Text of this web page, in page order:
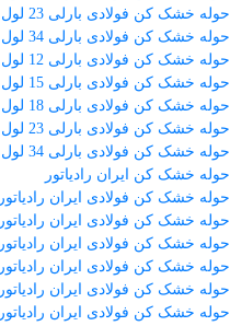
حوله خشک کن فولادی بارلی 23 لول (50×120) مشکی
حوله خشک کن فولادی بارلی 34 لول (50×180) مشکی
حوله خشک کن فولادی بارلی 12 لول (50×60) کروم
حوله خشک کن فولادی بارلی 15 لول (50×80) کروم
حوله خشک کن فولادی بارلی 18 لول (50×100) کروم
حوله خشک کن فولادی بارلی 23 لول (50×120) کروم
حوله خشک کن فولادی بارلی 34 لول (50×180) کروم
حوله خشک کن ایران رادیاتور
حوله خشک کن فولادی ایران رادیاتور 7 لول (50×60) سفید
حوله خشک کن فولادی ایران رادیاتور 12 لول (50×60) سفید
حوله خشک کن فولادی ایران رادیاتور 7 لول (50×80) سفید
حوله خشک کن فولادی ایران رادیاتور 15 لول (50×80) سفید
حوله خشک کن فولادی ایران رادیاتور 18 لول (50×100) سفید
حوله خشک کن فولادی ایران رادیاتور 23 لول (50×120) سفید